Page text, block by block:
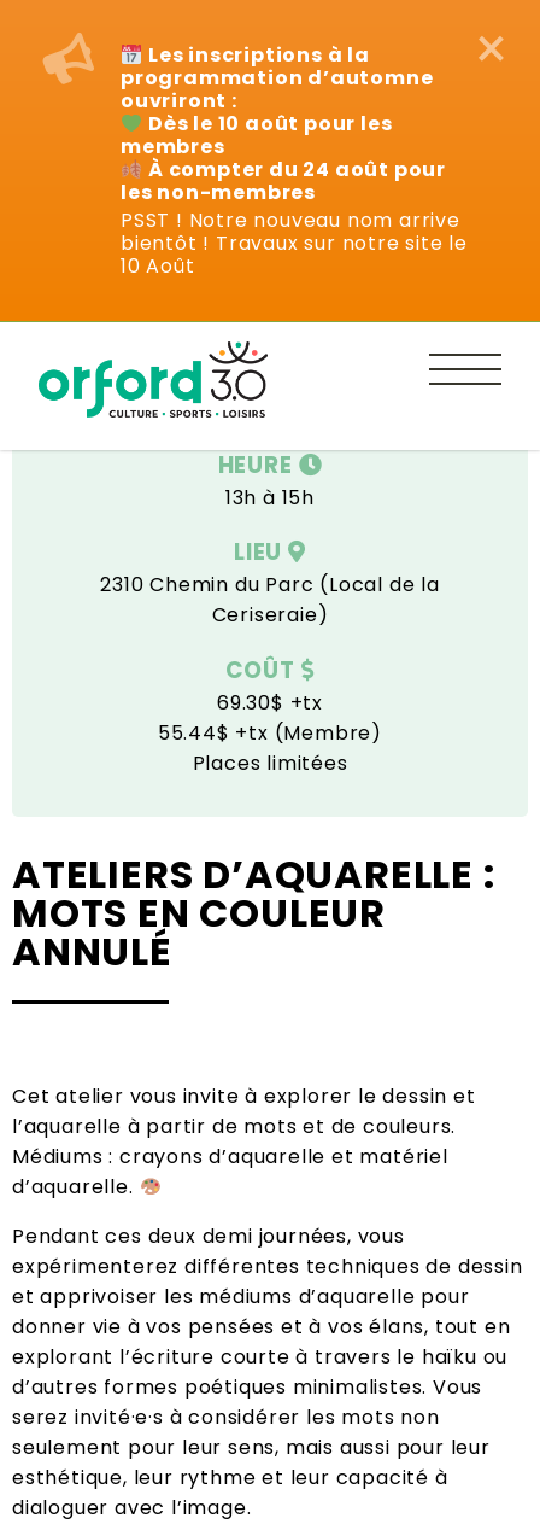
×
Les inscriptions à la
programmation d’automne
ouvriront :
Dès le 10 août pour les
membres
À compter du 24 août pour
les non-membres
PSST ! Notre nouveau nom arrive
bientôt ! Travaux sur notre site le
10 Août
DATE
11 et 18 juillet
HEURE
13h à 15h
LIEU
2310 Chemin du Parc (Local de la
Ceriseraie)
COÛT
69.30$ +tx
55.44$ +tx (Membre)
Places limitées
ATELIERS D’AQUARELLE :
MOTS EN COULEUR
ANNULÉ
Cet atelier vous invite à explorer le dessin et
l’aquarelle à partir de mots et de couleurs.
Médiums : crayons d’aquarelle et matériel
d’aquarelle.
Pendant ces deux demi journées, vous
expérimenterez différentes techniques de dessin
et apprivoiser les médiums d’aquarelle pour
donner vie à vos pensées et à vos élans, tout en
explorant l’écriture courte à travers le haïku ou
d’autres formes poétiques minimalistes. Vous
serez invité·e·s à considérer les mots non
seulement pour leur sens, mais aussi pour leur
esthétique, leur rythme et leur capacité à
dialoguer avec l’image.